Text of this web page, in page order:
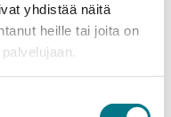
yhdistää näitä
heille tai joita on